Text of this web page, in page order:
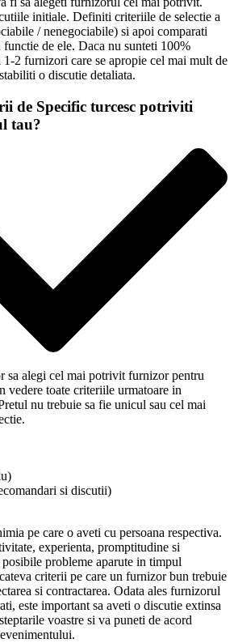
initiale. Definiti criteriile de selectie a
/ nenegociabile) si apoi comparati
de ele. Daca nu sunteti 100%
1-2 furnizori care se apropie cel mai mult de
o discutie detaliata.
de Specific turcesc potriviti
tau?
sa alegi cel mai potrivit furnizor pentru
vedere toate criteriile urmatoare in
nu trebuie sa fie unicul sau cel mai
si discutii)
pe care o aveti cu persoana respectiva.
experienta, promptitudine si
probleme aparute in timpul
criterii pe care un furnizor bun trebuie
si contractarea. Odata ales furnizorul
este important sa aveti o discutie extinsa
voastre si va puneti de acord